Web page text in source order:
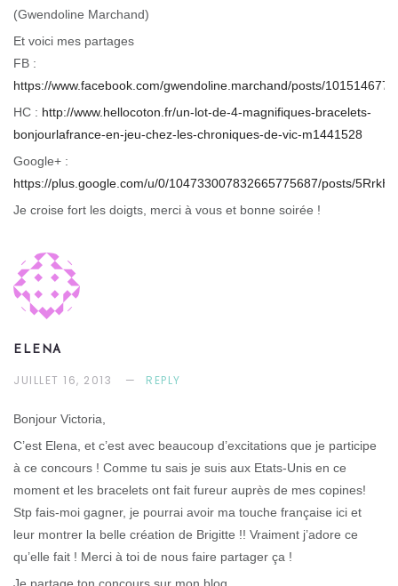
(Gwendoline Marchand)
Et voici mes partages
FB :
https://www.facebook.com/gwendoline.marchand/posts/
HC : http://www.hellocoton.fr/un-lot-de-4-magnifiques-bracelets-
bonjourlafrance-en-jeu-chez-les-chroniques-de-vic-m1441528
Google+ :
https://plus.google.com/u/0/104733007832665775687/posts/
Je croise fort les doigts, merci à vous et bonne soirée !
ELENA
JUILLET 16, 2013 REPLY
Bonjour Victoria,
C’est Elena, et c’est avec beaucoup d’excitations que je participe
à ce concours ! Comme tu sais je suis aux Etats-Unis en ce
moment et les bracelets ont fait fureur auprès de mes copines!
Stp fais-moi gagner, je pourrai avoir ma touche française ici et
leur montrer la belle création de Brigitte !! Vraiment j’adore ce
qu’elle fait ! Merci à toi de nous faire partager ça !
Je partage ton concours sur mon blog